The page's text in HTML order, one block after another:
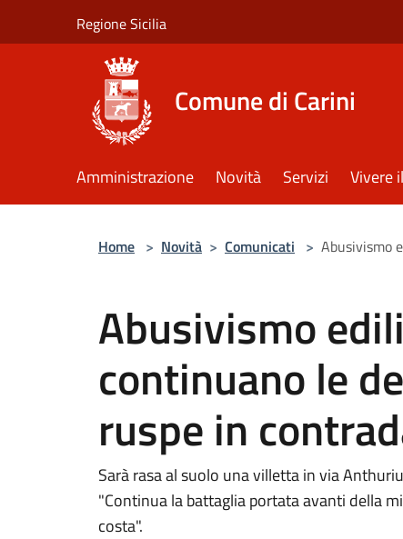
Regione Sicilia
Comune di Carini
Amministrazione Novità Servizi Vivere
Home > Novità > Comunicati > Abusivismo
Abusivismo
continuano le
ruspe in
Sarà rasa al suolo una villetta in via
"Continua la battaglia portata avanti della
costa".